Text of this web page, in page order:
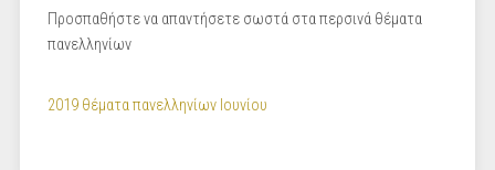
Προσπαθήστε να απαντήσετε σωστά στα περσινά θέματα
πανελληνίων
2019 θέματα πανελληνίων Ιουνίου